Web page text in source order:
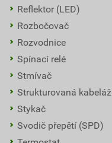
Reflektor (LED)
Rozbočovač
Rozvodnice
Spínací relé
Stmívač
Strukturovaná kabeláž
Stykač
Svodič přepětí (SPD)